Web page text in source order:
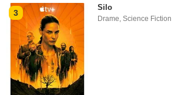
3
Silo
Drame,Science Fiction